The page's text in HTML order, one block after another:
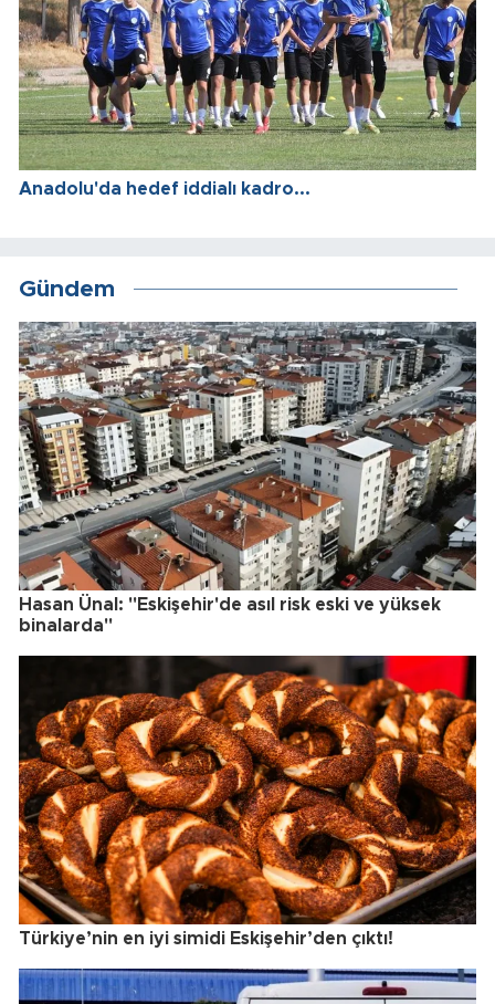
Anadolu'da hedef iddialı kadro...
Gündem
Hasan Ünal: "Eskişehir'de asıl risk eski ve yüksek
binalarda"
Türkiye’nin en iyi simidi Eskişehir’den çıktı!